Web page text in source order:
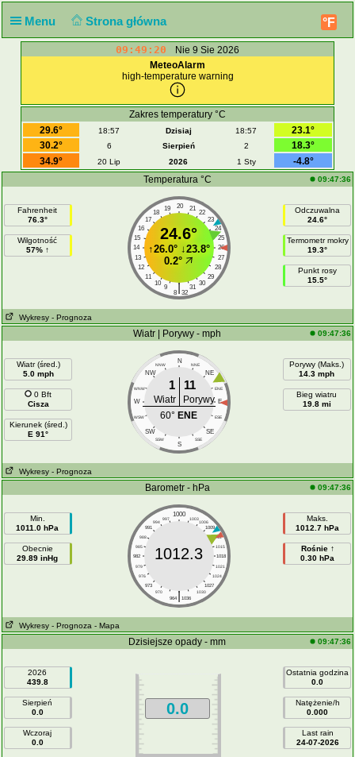
Menu Strona główna °F
09:49:20
Nie 9 Sie 2026
MeteoAlarm
high-temperature warning
Zakres temperatury °C
29.6°
18:57 Dzisiaj 18:57
23.1°
30.2°
6 Sierpień 2
18.3°
34.9°
20 Lip 2026 1 Sty
-4.8°
Temperatura °C
09:47:36
Fahrenheit
76.3°
Wilgotność
57% ↑
20
19 21
18
22
17
23
16
24
15
25
14
26
13
27
12
28
11
29
10
30
9 31
|
8 32
24.6°
↑26.0°↓23.8°
0.2°
Odczuwalna
24.6°
Termometr mokry
19.3°
Punkt rosy
15.5°
Wykresy - Prognoza
Wiatr | Porywy - mph 09:47:36
Wiatr (śred.)
5.0 mph
0 Bft
Cisza
Kierunek (śred.)
E 91°
N
NNW NNE
NW NE
WNW ENE
W E
WSW ESE
SW SE
SSW SSE
S
1 11
Wiatr
Porywy
60° ENE
Porywy (Maks.)
14.3 mph
Bieg wiatru
19.8 mi
Wykresy - Prognoza
Barometr - hPa 09:47:36
Min.
1011.0 hPa
Obecnie
29.89 inHg
1000
997 1003
994
1006
991
1009
988
1012
985
1015
982
1018
979
1021
976
1024
973
1027
970
1030
|
964 1036
1012.3
Maks.
1012.7 hPa
Rośnie ↑
0.30 hPa
Wykresy - Prognoza - Mapa
Dzisiejsze opady - mm 09:47:36
2026
439.8
Sierpień
0.0
Wczoraj
0.0
0.0
Ostatnia godzina
0.0
Natężenie/h
0.000
Last rain
24-07-2026